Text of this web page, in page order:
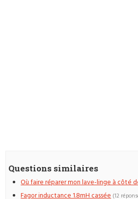
Questions similaires
Où faire réparer mon lave-linge à côté
Fagor inductance 1.8mH cassée (12